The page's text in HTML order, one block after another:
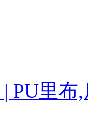
PU里布